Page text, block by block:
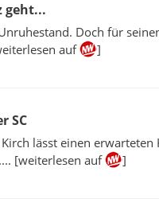
geht...
Doch für
auf
]
SC
lässt einen erwarteten
[weiterlesen auf
]